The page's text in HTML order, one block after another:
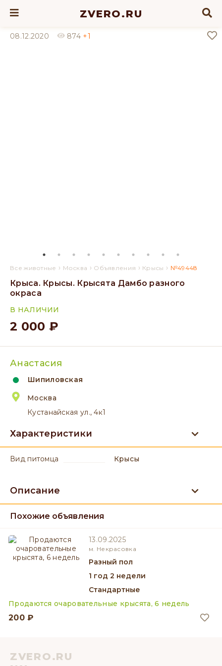
ZVERO.RU
08.12.2020 874 +1
Все животные › Москва › Объявления › Крысы › №49448
Крыса. Крысы. Крысята Дамбо разного
окраса
В НАЛИЧИИ
2 000 ₽
Анастасия
Шипиловская
Москва
Кустанайская ул., 4к1
Характеристики
вид питомца Крысы
Описание
Похожие объявления
13.09.2025
м. Некрасовка
разный пол
1 год 2 недели
Стандартные
Продаются очаровательные крысята, 6 недель
200 ₽
ZVERO.RU